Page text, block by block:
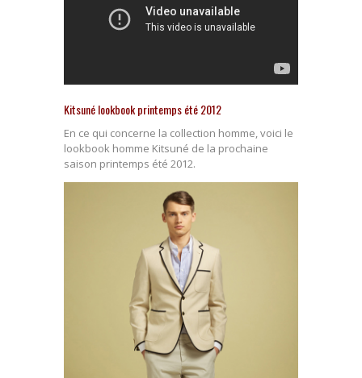
Kitsuné lookbook printemps été 2012
En ce qui concerne la collection homme, voici le
lookbook homme Kitsuné de la prochaine
saison printemps été 2012.